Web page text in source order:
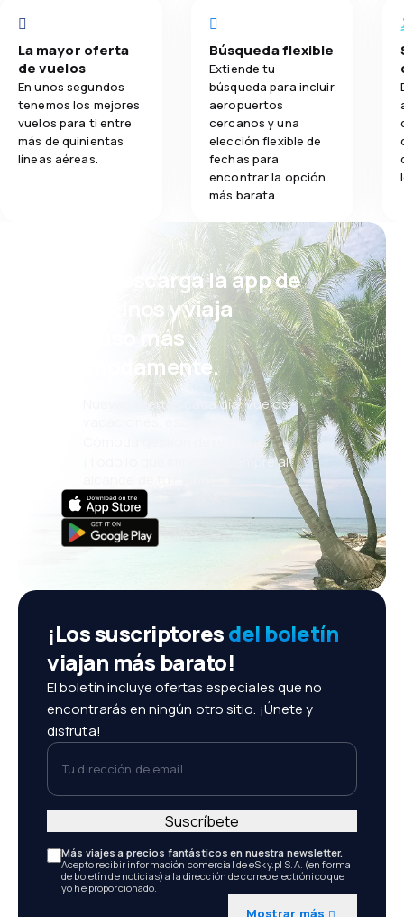
La mayor oferta
de vuelos
En unos segundos
tenemos los mejores
vuelos para ti entre
más de quinientas
líneas aéreas.
Búsqueda flexible
Extiende tu
búsqueda para incluir
aeropuertos
cercanos y una
elección flexible de
fechas para
encontrar la opción
más barata.
¡Eh! Descarga la app de
eDestinos y viaja
incluso más
cómodamente.
Nuevas ofertas cada día: vuelos,
vacaciones, escapadas
Cómoda gestión de reservas
¡Todo lo que importa, siempre al
¡Los suscriptoresdel boletín
viajan más barato!
El boletín incluye ofertas especiales que no
encontrarás en ningún otro sitio. ¡Únete y
disfruta!
Tu dirección de email
Más viajes a precios fantásticos en nuestra newsletter.
Acepto recibir información comercial de eSky.pl S.A. (en forma
de boletín de noticias) a la dirección de correo electrónico que
yo he proporcionado.
Mostrar más
Suscríbete